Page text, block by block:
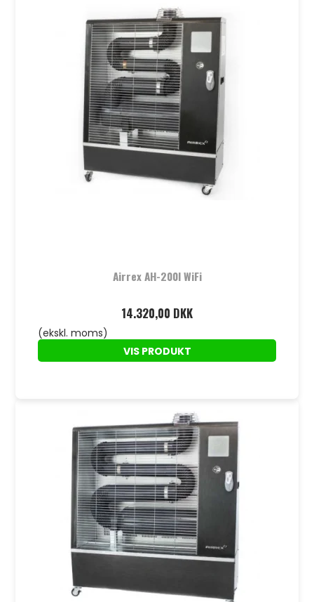
Airrex AH-200I WiFi
14.320,00 DKK
(ekskl. moms)
VIS PRODUKT